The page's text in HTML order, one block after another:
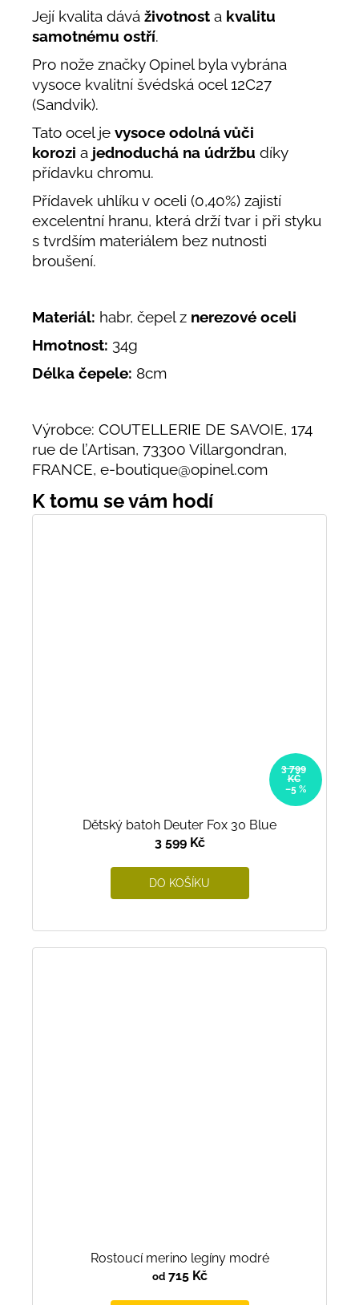
Její kvalita dává životnost a kvalitu
samotnému ostří.
Pro nože značky Opinel byla vybrána
vysoce kvalitní švédská ocel 12C27
(Sandvik).
Tato ocel je vysoce odolná vůči
korozi a jednoduchá na údržbu díky
přídavku chromu.
Přídavek uhlíku v oceli (0,40%) zajistí
excelentní hranu, která drží tvar i při styku
s tvrdším materiálem bez nutnosti
broušení.
Materiál: habr, čepel z nerezové oceli
Hmotnost: 34g
Délka čepele: 8cm
Výrobce: COUTELLERIE DE SAVOIE, 174
rue de l’Artisan, 73300 Villargondran,
FRANCE, e-boutique@opinel.com
3 799
KČ
–5 %
Dětský batoh Deuter Fox 30 Blue
3 599 Kč
DO KOŠÍKU
Rostoucí merino legíny modré
od715 Kč